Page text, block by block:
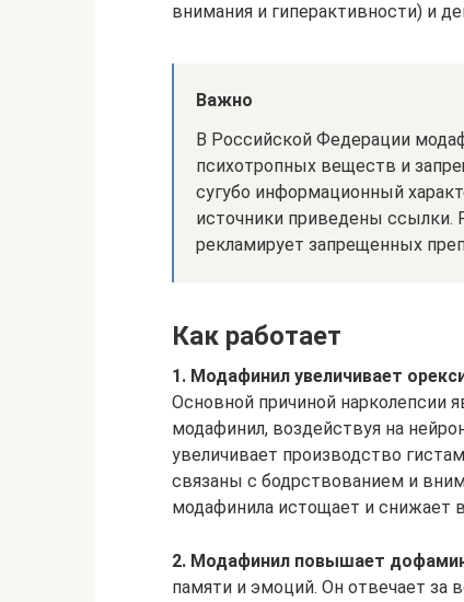
внимания и гиперактивности) и
Важно
В Российской Федерации
психотропных веществ и
сугубо информационный
источники приведены ссылки.
рекламирует запрещенных
Как работает
1. Модафинил увеличивает
Основной причиной нарколепсии
модафинил, воздействуя на
увеличивает производство
связаны с бодрствованием и
модафинила истощает и снижает
2. Модафинил повышает
памяти и эмоций. Он отвечает за